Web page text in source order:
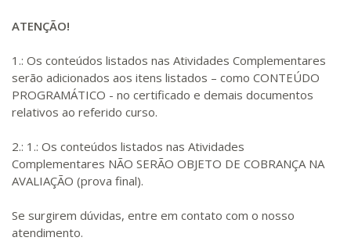
ATENÇÃO!
1.: Os conteúdos listados nas Atividades Complementares
serão adicionados aos itens listados – como CONTEÚDO
PROGRAMÁTICO - no certificado e demais documentos
relativos ao referido curso.
2.: 1.: Os conteúdos listados nas Atividades
Complementares NÃO SERÃO OBJETO DE COBRANÇA NA
AVALIAÇÃO (prova final).
Se surgirem dúvidas, entre em contato com o nosso
atendimento.